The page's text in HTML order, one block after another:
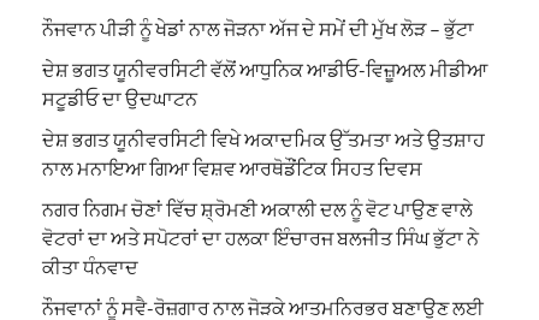
ਨੌਜਵਾਨ ਪੀੜੀ ਨੂੰ ਖੇਡਾਂ ਨਾਲ ਜੋੜਨਾ ਅੱਜ ਦੇ ਸਮੇਂ ਦੀ ਮੁੱਖ ਲੋੜ – ਭੁੱਟਾ
ਦੇਸ਼ ਭਗਤ ਯੂਨੀਵਰਸਿਟੀ ਵੱਲੋਂ ਆਧੁਨਿਕ ਆਡੀਓ-ਵਿਜ਼ੂਅਲ ਮੀਡੀਆ
ਸਟੂਡੀਓ ਦਾ ਉਦਘਾਟਨ
ਦੇਸ਼ ਭਗਤ ਯੂਨੀਵਰਸਿਟੀ ਵਿਖੇ ਅਕਾਦਮਿਕ ਉੱਤਮਤਾ ਅਤੇ ਉਤਸ਼ਾਹ
ਨਾਲ ਮਨਾਇਆ ਗਿਆ ਵਿਸ਼ਵ ਆਰਥੋਡੌਂਟਿਕ ਸਿਹਤ ਦਿਵਸ
ਨਗਰ ਨਿਗਮ ਚੋਣਾਂ ਵਿੱਚ ਸ਼੍ਰੋਮਣੀ ਅਕਾਲੀ ਦਲ ਨੂੰ ਵੋਟ ਪਾਉਣ ਵਾਲੇ
ਵੋਟਰਾਂ ਦਾ ਅਤੇ ਸਪੋਟਰਾਂ ਦਾ ਹਲਕਾ ਇੰਚਾਰਜ ਬਲਜੀਤ ਸਿੰਘ ਭੁੱਟਾ ਨੇ
ਕੀਤਾ ਧੰਨਵਾਦ
ਨੌਜਵਾਨਾਂ ਨੂੰ ਸਵੈ-ਰੋਜ਼ਗਾਰ ਨਾਲ ਜੋੜਕੇ ਆਤਮਨਿਰਭਰ ਬਣਾਉਣ ਲਈ